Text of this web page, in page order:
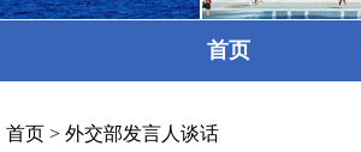
首页
首页 > 外交部发言人谈话